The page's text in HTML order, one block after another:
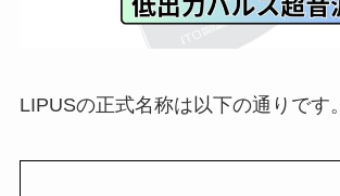
LIPUSの正式名称は以下の通りです。